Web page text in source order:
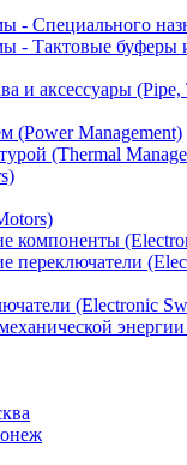
- Специального
- Тактовые буферы
и аксессуары (Pipe,
(Power Management)
(Thermal
компоненты
переключатели
(Electronic